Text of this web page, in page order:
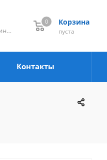
Корзина
0
пуста
0
Мой кабинет
Контакты